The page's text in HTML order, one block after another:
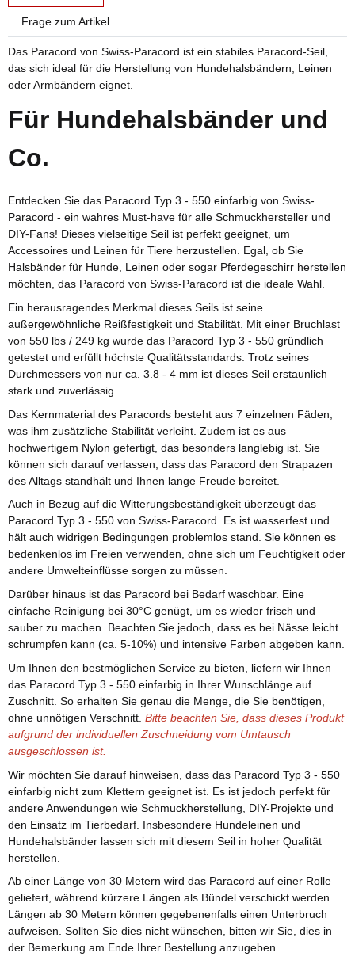
Frage zum Artikel
Das Paracord von Swiss-Paracord ist ein stabiles Paracord-Seil,
das sich ideal für die Herstellung von Hundehalsbändern, Leinen
oder Armbändern eignet.
Für Hundehalsbänder und
Co.
Entdecken Sie das Paracord Typ 3 - 550 einfarbig von Swiss-
Paracord - ein wahres Must-have für alle Schmuckhersteller und
DIY-Fans! Dieses vielseitige Seil ist perfekt geeignet, um
Accessoires und Leinen für Tiere herzustellen. Egal, ob Sie
Halsbänder für Hunde, Leinen oder sogar Pferdegeschirr herstellen
möchten, das Paracord von Swiss-Paracord ist die ideale Wahl.
Ein herausragendes Merkmal dieses Seils ist seine
außergewöhnliche Reißfestigkeit und Stabilität. Mit einer Bruchlast
von 550 lbs / 249 kg wurde das Paracord Typ 3 - 550 gründlich
getestet und erfüllt höchste Qualitätsstandards. Trotz seines
Durchmessers von nur ca. 3.8 - 4 mm ist dieses Seil erstaunlich
stark und zuverlässig.
Das Kernmaterial des Paracords besteht aus 7 einzelnen Fäden,
was ihm zusätzliche Stabilität verleiht. Zudem ist es aus
hochwertigem Nylon gefertigt, das besonders langlebig ist. Sie
können sich darauf verlassen, dass das Paracord den Strapazen
des Alltags standhält und Ihnen lange Freude bereitet.
Auch in Bezug auf die Witterungsbeständigkeit überzeugt das
Paracord Typ 3 - 550 von Swiss-Paracord. Es ist wasserfest und
hält auch widrigen Bedingungen problemlos stand. Sie können es
bedenkenlos im Freien verwenden, ohne sich um Feuchtigkeit oder
andere Umwelteinflüsse sorgen zu müssen.
Darüber hinaus ist das Paracord bei Bedarf waschbar. Eine
einfache Reinigung bei 30°C genügt, um es wieder frisch und
sauber zu machen. Beachten Sie jedoch, dass es bei Nässe leicht
schrumpfen kann (ca. 5-10%) und intensive Farben abgeben kann.
Um Ihnen den bestmöglichen Service zu bieten, liefern wir Ihnen
das Paracord Typ 3 - 550 einfarbig in Ihrer Wunschlänge auf
Zuschnitt. So erhalten Sie genau die Menge, die Sie benötigen,
ohne unnötigen Verschnitt. Bitte beachten Sie, dass dieses Produkt
aufgrund der individuellen Zuschneidung vom Umtausch
ausgeschlossen ist.
Wir möchten Sie darauf hinweisen, dass das Paracord Typ 3 - 550
einfarbig nicht zum Klettern geeignet ist. Es ist jedoch perfekt für
andere Anwendungen wie Schmuckherstellung, DIY-Projekte und
den Einsatz im Tierbedarf. Insbesondere Hundeleinen und
Hundehalsbänder lassen sich mit diesem Seil in hoher Qualität
herstellen.
Ab einer Länge von 30 Metern wird das Paracord auf einer Rolle
geliefert, während kürzere Längen als Bündel verschickt werden.
Längen ab 30 Metern können gegebenenfalls einen Unterbruch
aufweisen. Sollten Sie dies nicht wünschen, bitten wir Sie, dies in
der Bemerkung am Ende Ihrer Bestellung anzugeben.